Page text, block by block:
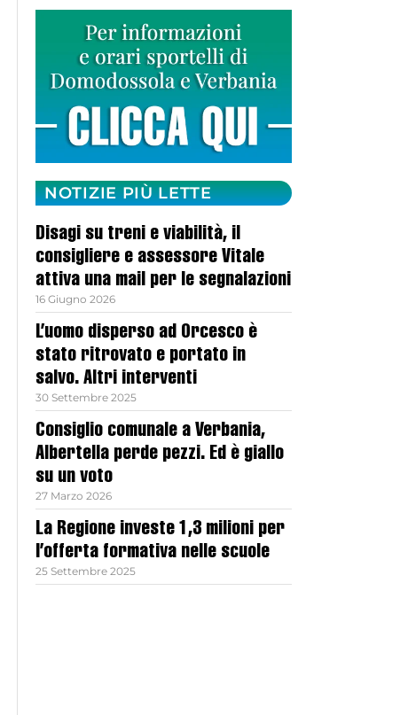
NOTIZIE PIÙ LETTE
Disagi su treni e viabilità, il
consigliere e assessore Vitale
attiva una mail per le segnalazioni
16 Giugno 2026
L’uomo disperso ad Orcesco è
stato ritrovato e portato in
salvo. Altri interventi
30 Settembre 2025
Consiglio comunale a Verbania,
Albertella perde pezzi. Ed è giallo
su un voto
27 Marzo 2026
La Regione investe 1,3 milioni per
l’offerta formativa nelle scuole
25 Settembre 2025